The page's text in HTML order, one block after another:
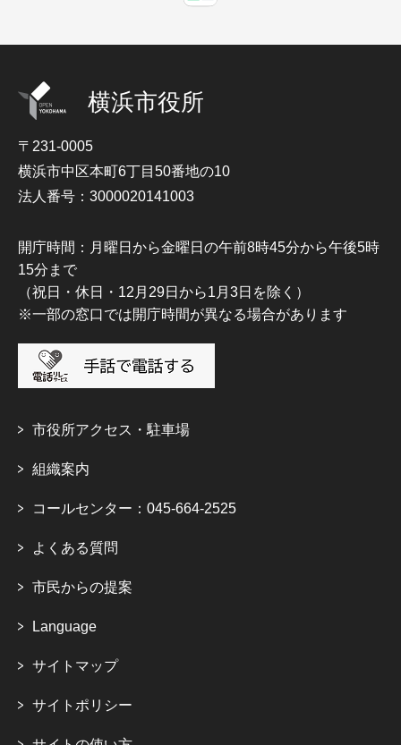
横浜市役所
〒231-0005
横浜市中区本町6丁目50番地の10
法人番号：3000020141003
開庁時間：月曜日から金曜日の午前8時45分から午後5時
15分まで
（祝日・休日・12月29日から1月3日を除く）
※一部の窓口では開庁時間が異なる場合があります
市役所アクセス・駐車場
組織案内
コールセンター：045-664-2525
よくある質問
市民からの提案
Language
サイトマップ
サイトポリシー